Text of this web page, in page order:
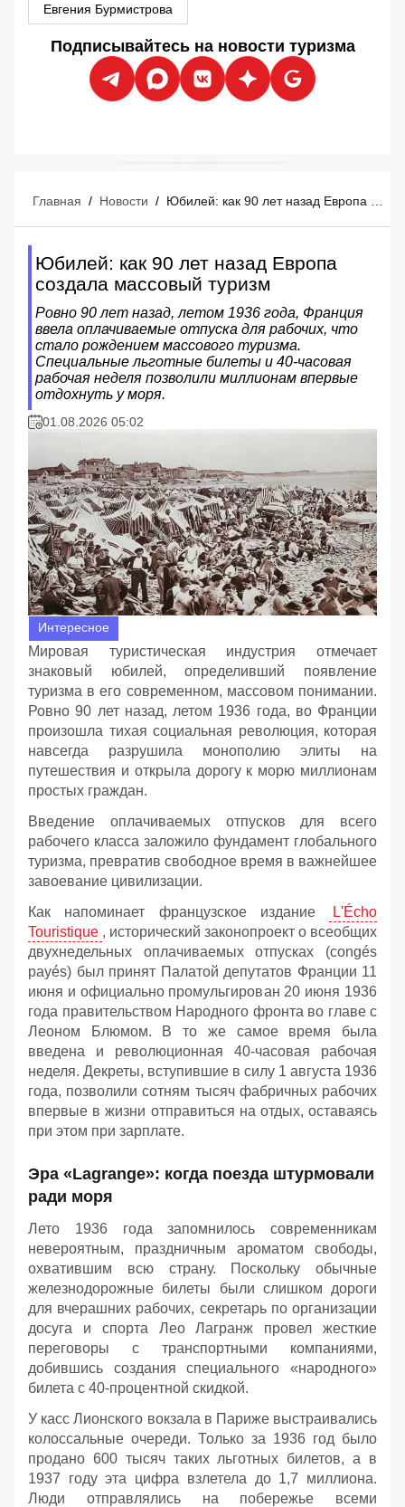
Евгения Бурмистрова
Подписывайтесь на новости туризма
Главная / Новости /
Юбилей: как 90 лет назад Европа
создала массовый туризм
Ровно 90 лет назад, летом 1936 года, Франция
ввела оплачиваемые отпуска для рабочих, что
стало рождением массового туризма.
Специальные льготные билеты и 40-часовая
рабочая неделя позволили миллионам впервые
отдохнуть у моря.
01.08.2026 05:02
Интересное
Мировая туристическая индустрия отмечает
знаковый юбилей, определивший появление
туризма в его современном, массовом понимании.
Ровно 90 лет назад, летом 1936 года, во Франции
произошла тихая социальная революция, которая
навсегда разрушила монополию элиты на
путешествия и открыла дорогу к морю миллионам
простых граждан.
Введение оплачиваемых отпусков для всего
рабочего класса заложило фундамент глобального
туризма, превратив свободное время в важнейшее
завоевание цивилизации.
Как напоминает французское издание
L'Écho
Touristique , исторический законопроект о всеобщих
двухнедельных оплачиваемых отпусках (congés
payés) был принят Палатой депутатов Франции 11
июня и официально промульгирован 20 июня 1936
года правительством Народного фронта во главе с
Леоном Блюмом. В то же самое время была
введена и революционная 40-часовая рабочая
неделя. Декреты, вступившие в силу 1 августа 1936
года, позволили сотням тысяч фабричных рабочих
впервые в жизни отправиться на отдых, оставаясь
при этом при зарплате.
Эра «Lagrange»: когда поезда штурмовали
ради моря
Лето 1936 года запомнилось современникам
невероятным, праздничным ароматом свободы,
охватившим всю страну. Поскольку обычные
железнодорожные билеты были слишком дороги
для вчерашних рабочих, секретарь по организации
досуга и спорта Лео Лагранж провел жесткие
переговоры с транспортными компаниями,
добившись создания специального «народного»
билета с 40-процентной скидкой.
У касс Лионского вокзала в Париже выстраивались
колоссальные очереди. Только за 1936 год было
продано 600 тысяч таких льготных билетов, а в
1937 году эта цифра взлетела до 1,7 миллиона.
Люди отправлялись на побережье всеми